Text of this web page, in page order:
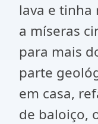
lava e
a míseras
para mais
parte
em casa,
de baloiço,